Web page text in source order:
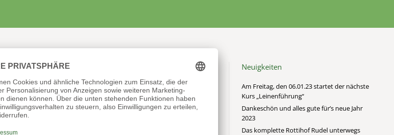
allergrößten Dank aussprechen. Ich sitze im Rollstuhl
worden, 3 Trainer konnten oder wollten uns nicht
meinen Wunsch von einem kleinen Hund, das größte
mich zu unterstützen. Nach 2 Wochen haben Sie
einen Hund auszusuchen, aus dem Tierheim
einen kleinen Hund und Sie hatten einen Riesen
Neuigkeiten
Am Freitag, den 06.01.23 startet der nächste
Kurs „Leinenführung“
Dankeschön und alles gute für’s neue Jahr
2023
Das komplette Rottihof Rudel unterwegs